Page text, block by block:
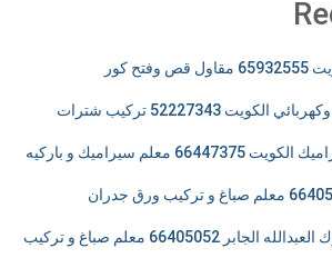
كور
52227343 تركيب شترات
معلم سيراميك و باركيه
دهان صباغ ضاحية مبارك العبدالله الجابر 66405052 معلم صباغ و تركيب